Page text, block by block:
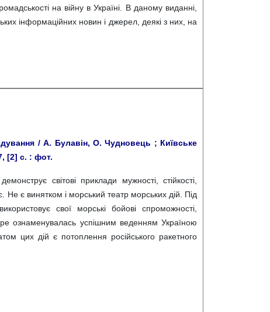
на війну в Україні. В даному виданні,
інформаційних новин і джерел, деякі з них, на
/ А. Булавін, О. Чудновець ; Київське
[2] с. : фот.
світові приклади мужності, стійкості,
є винятком і морський театр морських дій. Під
свої морські бойові спроможності,
ознаменувалась успішним веденням Україною
цих дій є потоплення російського ракетного